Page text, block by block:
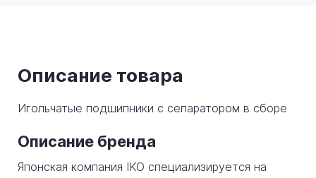
Описание товара
Игольчатые подшипники с сепаратором в сборе
Описание бренда
Японская компания IKO специализируется на